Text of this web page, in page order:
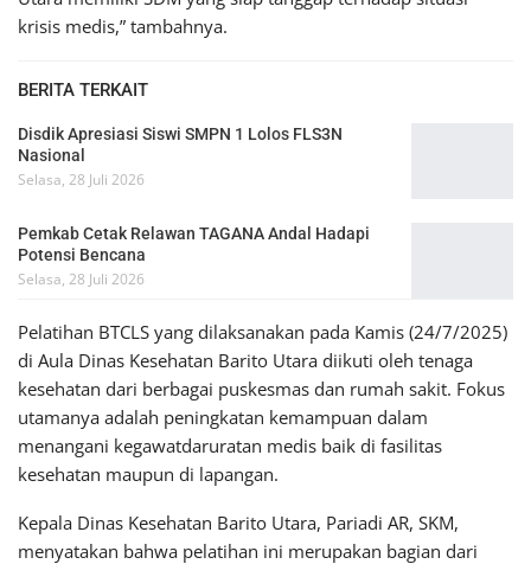
krisis medis,” tambahnya.
BERITA TERKAIT
Disdik Apresiasi Siswi SMPN 1 Lolos FLS3N
Nasional
Selasa, 28 Juli 2026
Pemkab Cetak Relawan TAGANA Andal Hadapi
Potensi Bencana
Selasa, 28 Juli 2026
Pelatihan BTCLS yang dilaksanakan pada Kamis (24/7/2025)
di Aula Dinas Kesehatan Barito Utara diikuti oleh tenaga
kesehatan dari berbagai puskesmas dan rumah sakit. Fokus
utamanya adalah peningkatan kemampuan dalam
menangani kegawatdaruratan medis baik di fasilitas
kesehatan maupun di lapangan.
Kepala Dinas Kesehatan Barito Utara, Pariadi AR, SKM,
menyatakan bahwa pelatihan ini merupakan bagian dari